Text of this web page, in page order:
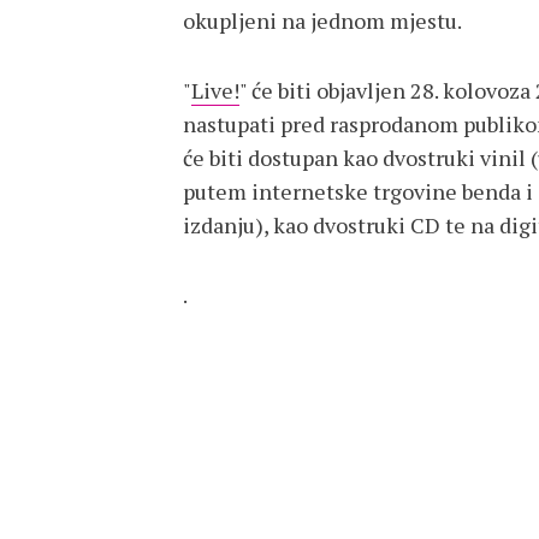
okupljeni na jednom mjestu.
"Live!" će biti objavljen 28.
nastupati pred rasprodanom
će biti dostupan kao dvostruki vinil
putem internetske trgovine benda i
izdanju), kao dvostruki CD te na
.